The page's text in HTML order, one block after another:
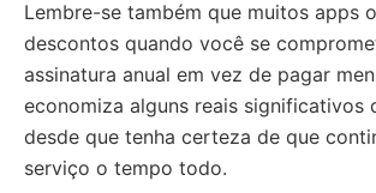
Lembre-se também que muitos apps
descontos quando você se
assinatura anual em vez de pagar
economiza alguns reais significativos
desde que tenha certeza de que
serviço o tempo todo.